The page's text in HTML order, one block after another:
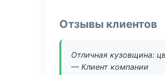
Отзывы клиентов
Отличная кузовщина:
— Клиент компании